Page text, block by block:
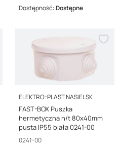
Dostępność:Dostępne
PRODUCENT
ELEKTRO-PLAST NASIELSK
FAST-BOX Puszka
hermetyczna n/t 80x40mm
pusta IP55 biała 0241-00
Kod producenta
0241-00